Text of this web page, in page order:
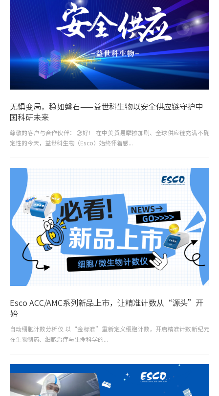
无惧变局，稳如磐石——益世科生物以安全供应链守护中
国科研未来
尊敬的客户与合作伙伴： 您好！ 在中美贸易摩擦加剧、全球供应链充满不确
定性的今天，益世科生物（Esco）始终怀着感...
Esco ACC/AMC系列新品上市，让精准计数从“源头”开
始
自动细胞计数分析仪 以“金标准”重新定义细胞计数，开启精准计数新纪元
在生物制药、细胞治疗与生命科学的...